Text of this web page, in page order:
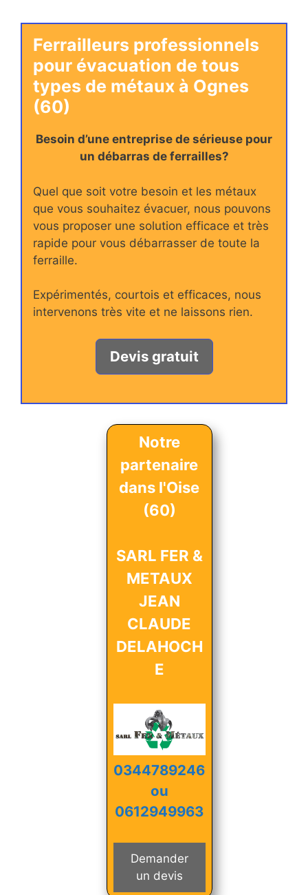
Ferrailleurs professionnels
pour évacuation de tous
types de métaux à Ognes
(60)
Besoin d’une entreprise de sérieuse pour
un débarras de ferrailles?
Quel que soit votre besoin et les métaux
que vous souhaitez évacuer, nous pouvons
vous proposer une solution efficace et très
rapide pour vous débarrasser de toute la
ferraille.
Expérimentés, courtois et efficaces, nous
intervenons très vite et ne laissons rien.
Devis gratuit
Notre
partenaire
dans l'Oise
(60)
SARL FER &
METAUX
JEAN
CLAUDE
DELAHOCH
E
0344789246
ou
0612949963
Demander
un devis